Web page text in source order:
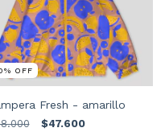
% OFF
Fresh - amarillo
$47.600